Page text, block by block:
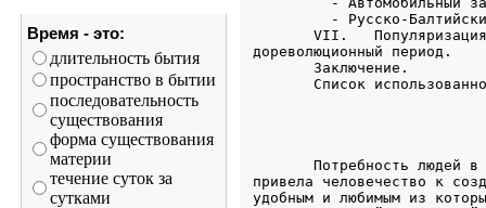
Время - это:
длительность бытия
пространство в бытии
последовательность
существования
форма существования
материи
течение суток за
сутками